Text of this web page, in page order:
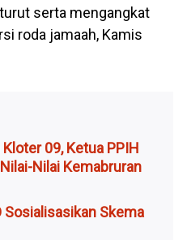
serta mengangkat
roda jamaah, Kamis
09, Ketua PPIH
Nilai Kemabruran
Sosialisasikan Skema